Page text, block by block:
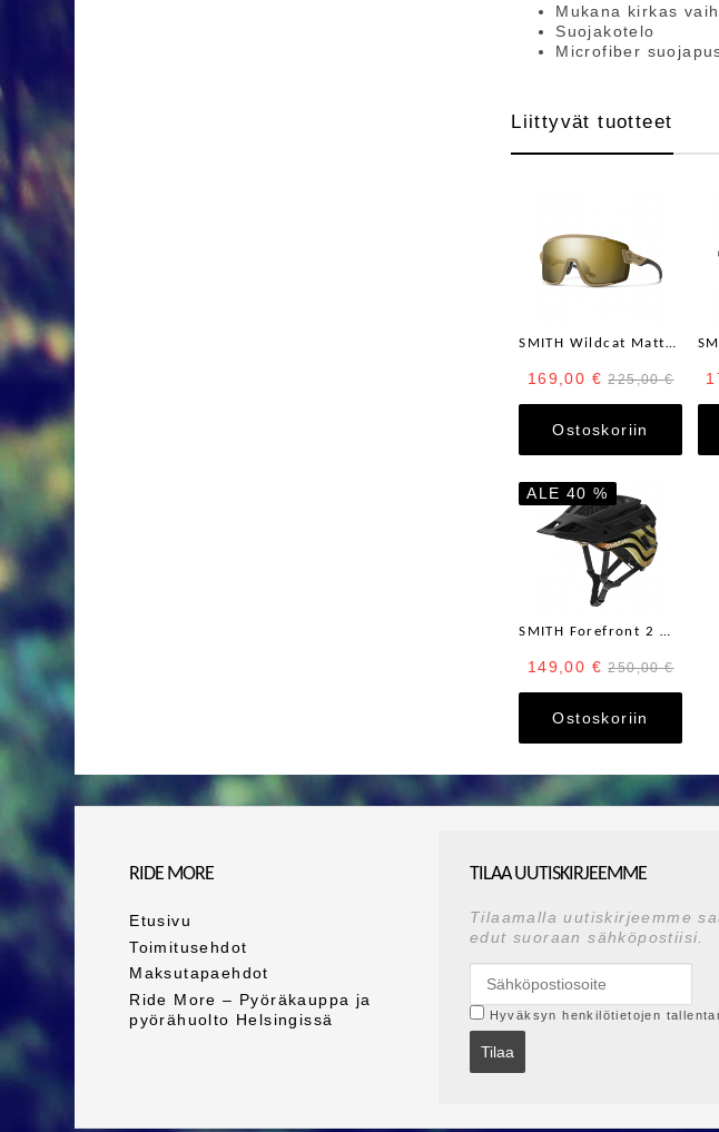
Mukana kirkas
Suojakotelo
Microfiber
Liittyvät tuotteet
SMITH Wildcat Matte Safari + Chromapop Black Gold Lens / Clear AF
169,00 € 225,00 €
Ostoskoriin
ALE 40 %
SMITH Forefront 2 MIPS pyöräilykypärä
149,00 € 250,00 €
Ostoskoriin
RIDE MORE
Etusivu
Toimitusehdot
Maksutapaehdot
Ride More – Pyöräkauppa ja
pyörähuolto Helsingissä
TILAA UUTISKIRJEEMME
Tilaamalla uutiskirjeemme
edut suoraan sähköpostiisi.
Hyväksyn henkilötietojen
Tilaa